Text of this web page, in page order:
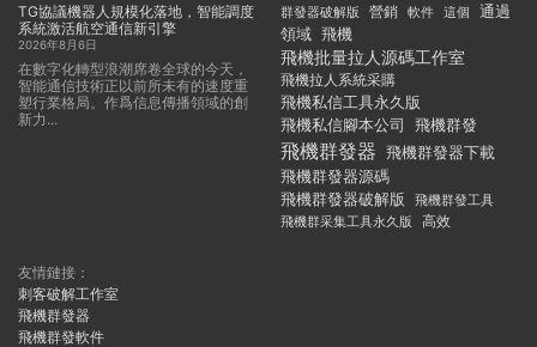
TG協議機器人規模化落地，智能調度
系統激活航空通信新引擎
2026年8月6日
在數字化轉型浪潮席卷全球的今天，
智能通信技術正以前所未有的速度重
塑行業格局。作爲信息傳播領域的創
新力...
群發器破解版 營銷 軟件 這個
通過
領域 飛機
飛機批量拉人源碼工作室
飛機拉人系統采購
飛機私信工具永久版
飛機私信腳本公司
飛機群發
飛機群發器 飛機群發器下載
飛機群發器源碼
飛機群發器破解版
飛機群發工具
飛機群采集工具永久版
高效
友情鏈接：
刺客破解工作室
飛機群發器
飛機群發軟件